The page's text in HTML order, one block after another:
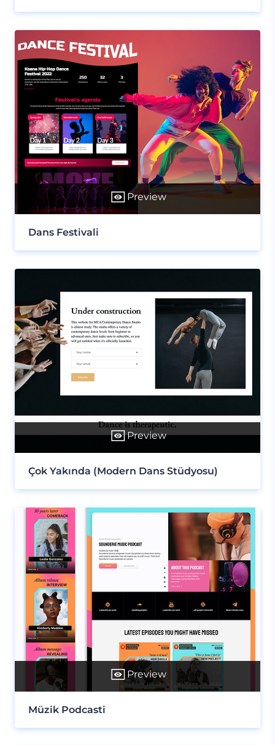
Preview
Dans Festivali
Preview
Çok Yakında (Modern Dans Stüdyosu)
Preview
Müzik Podcasti